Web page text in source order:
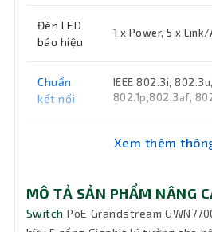
Đèn LED
báo hiệu
1 x Power, 5 x
Chuẩn
kết nối
IEEE 802.3i,
802.1p,802.3af,
48-53.5VDC/1.22A
suất
Xem thêm
MÔ TẢ SẢN PHẨM NÂNG
Switch PoE Grandstream